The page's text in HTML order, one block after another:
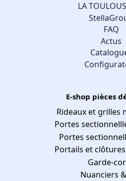
LA
FAQ
Actus
E-shop pièces
Rideaux et grilles
Portes
Portes
Portails et
Garde-
Nuanciers